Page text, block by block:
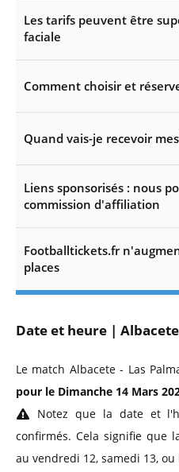
Les tarifs peuvent être
faciale
Comment choisir et
Quand vais-je recevoir
Liens sponsorisés : nous
commission d'affiliation
Footballtickets.fr
places
Date et heure |
Le match Albacete - Las
pour le Dimanche 14 Mars
Notez que la date et
confirmés. Cela signifie que
au vendredi 12, samedi 13,